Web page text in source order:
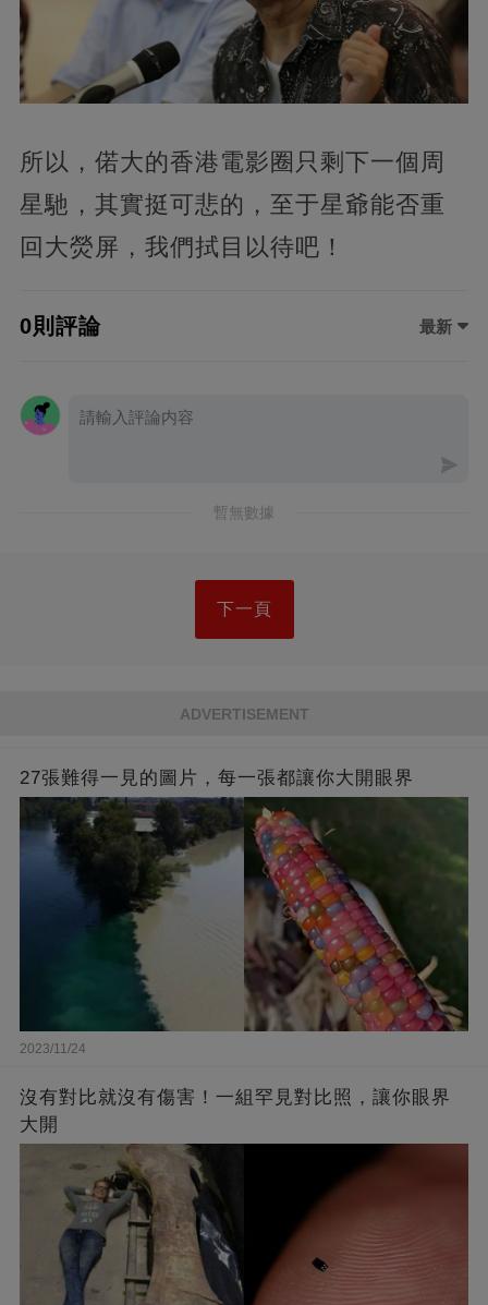
所以，偌大的香港電影圈只剩下一個周
星馳，其實挺可悲的，至于星爺能否重
回大熒屏，我們拭目以待吧！
0則評論 最新
暫無數據
下一頁
ADVERTISEMENT
27張難得一見的圖片，每一張都讓你大開眼界
2023/11/24
沒有對比就沒有傷害！一組罕見對比照，讓你眼界
大開